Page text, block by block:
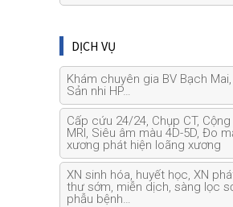
DỊCH VỤ
Khám chuyên gia BV Bạch Mai,
Sản nhi HP…
Cấp cứu 24/24, Chụp CT,
MRI, Siêu âm màu 4D-5D, Đo
xương phát hiện loãng xương
XN sinh hóa, huyết học, XN
thư sớm, miễn dịch, sàng lọc
phẫu bệnh…